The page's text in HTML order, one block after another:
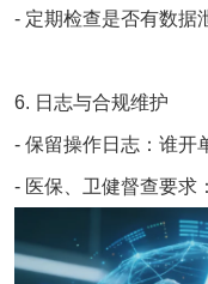
- 定期检查是否有数据
6. 日志与合规维护
- 保留操作日志：谁开
- 医保、卫健督查要求